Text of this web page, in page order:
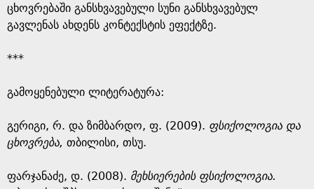
ცხოვრებაში განსხვავებული სუნი განსხვავებულ
გავლენას ახდენს კონტექსტის ეფექტზე.
***
გამოყენებული ლიტერატურა:
გერიგი, რ. და ზიმბარდო, ფ. (2009). ფსიქოლოგია და
ცხოვრება, თბილისი, თსუ.
ფარჯანაძე, დ. (2008). მეხსიერების ფსიქოლოგია.